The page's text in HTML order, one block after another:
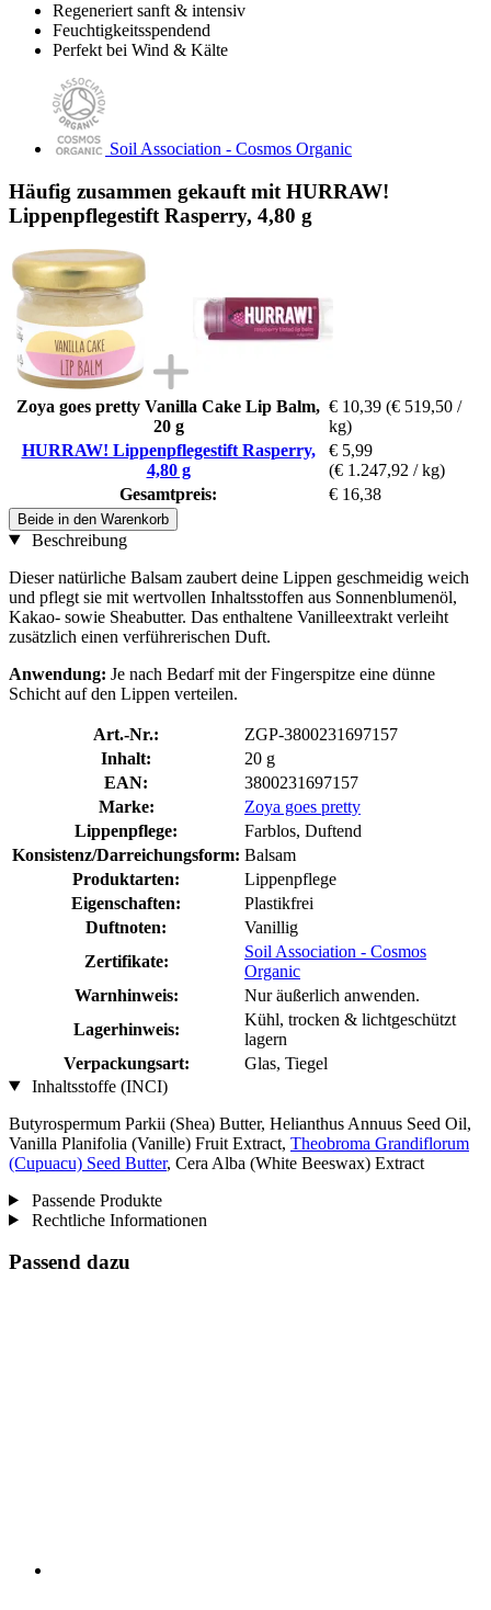
Regeneriert sanft & intensiv
Feuchtigkeitsspendend
Perfekt bei Wind & Kälte
Soil Association - Cosmos Organic
Häufig zusammen gekauft mit HURRAW!
Lippenpflegestift Rasperry, 4,80 g
Zoya goes pretty Vanilla Cake Lip Balm,
20 g
€ 10,39 (€ 519,50 /
kg)
HURRAW! Lippenpflegestift Rasperry,
4,80 g
€ 5,99
(€ 1.247,92 / kg)
Gesamtpreis:
€ 16,38
Beide in den Warenkorb
Beschreibung
Dieser natürliche Balsam zaubert deine Lippen geschmeidig weich
und pflegt sie mit wertvollen Inhaltsstoffen aus Sonnenblumenöl,
Kakao- sowie Sheabutter. Das enthaltene Vanilleextrakt verleiht
zusätzlich einen verführerischen Duft.
Anwendung: Je nach Bedarf mit der Fingerspitze eine dünne
Schicht auf den Lippen verteilen.
Art.-Nr.:
ZGP-3800231697157
Inhalt:
20 g
EAN:
3800231697157
Marke:
Zoya goes pretty
Lippenpflege:
Farblos, Duftend
Konsistenz/Darreichungsform: Balsam
Produktarten:
Lippenpflege
Eigenschaften:
Plastikfrei
Duftnoten:
Vanillig
Zertifikate:
Soil Association - Cosmos
Organic
Warnhinweis:
Nur äußerlich anwenden.
Lagerhinweis:
Kühl, trocken & lichtgeschützt
lagern
Verpackungsart:
Glas, Tiegel
Inhaltsstoffe (INCI)
Butyrospermum Parkii (Shea) Butter, Helianthus Annuus Seed Oil,
Vanilla Planifolia (Vanille) Fruit Extract, Theobroma Grandiflorum
(Cupuacu) Seed Butter, Cera Alba (White Beeswax) Extract
Passende Produkte
Rechtliche Informationen
Passend dazu